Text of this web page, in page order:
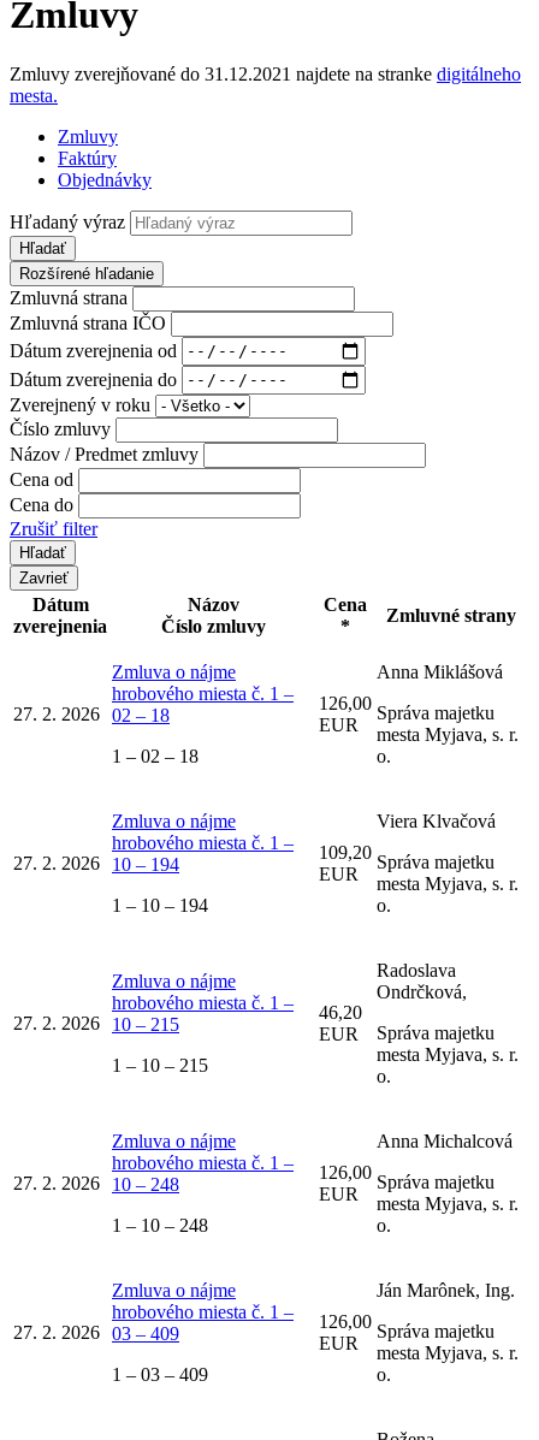
Zmluvy
Zmluvy zverejňované do 31.12.2021 najdete na stranke digitálneho
mesta.
Zmluvy
Faktúry
Objednávky
Hľadaný výraz
Hľadať
Rozšírené hľadanie
Zmluvná strana
Zmluvná strana IČO
Dátum zverejnenia od
Dátum zverejnenia do
Zverejnený v roku
Číslo zmluvy
Názov / Predmet zmluvy
Cena od
Cena do
Zrušiť filter
Zavrieť
Dátum
zverejnenia
Názov
Číslo zmluvy
Cena
*
Zmluvné strany
27. 2. 2026
Zmluva o nájme
hrobového miesta č. 1 –
02 – 18
1 – 02 – 18
126,00
EUR
Anna Miklášová
Správa majetku
mesta Myjava, s. r.
o.
27. 2. 2026
Zmluva o nájme
hrobového miesta č. 1 –
10 – 194
1 – 10 – 194
109,20
EUR
Viera Klvačová
Správa majetku
mesta Myjava, s. r.
o.
27. 2. 2026
Zmluva o nájme
hrobového miesta č. 1 –
10 – 215
1 – 10 – 215
46,20
EUR
Radoslava
Ondrčková,
Správa majetku
mesta Myjava, s. r.
o.
27. 2. 2026
Zmluva o nájme
hrobového miesta č. 1 –
10 – 248
1 – 10 – 248
126,00
EUR
Anna Michalcová
Správa majetku
mesta Myjava, s. r.
o.
27. 2. 2026
Zmluva o nájme
hrobového miesta č. 1 –
03 – 409
1 – 03 – 409
126,00
EUR
Ján Marônek, Ing.
Správa majetku
mesta Myjava, s. r.
o.